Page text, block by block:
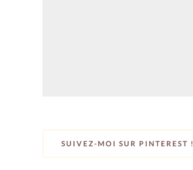
SUIVEZ-MOI SUR PINTEREST !